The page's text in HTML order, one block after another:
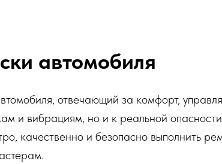
автомобиля
отвечающий за комфорт,
и вибрациям, но и к реальной
качественно и безопасно выполнить